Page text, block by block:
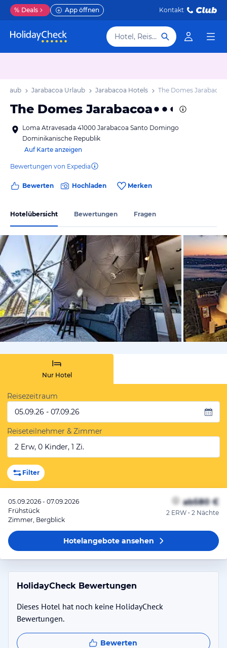
% Deals App öffnen Kontakt
Hotel, Reiseziel
Jarabacoa Urlaub Jarabacoa Hotels The Domes Jarabacoa
The Domes Jarabacoa
Loma Atravesada 41000 Jarabacoa Santo Domingo
Dominikanische Republik
Auf Karte anzeigen
Bewertungen von Expedia
Bewerten Hochladen Merken
Hotelübersicht Bewertungen Fragen
von
Nur Hotel
Reisezeitraum
05.09.26 - 07.09.26
Reiseteilnehmer & Zimmer
2 Erw, 0 Kinder, 1 Zi.
Filter
05.09.2026 - 07.09.2026
Frühstück
Zimmer, Bergblick
ab580 €
2 ERW • 2 Nächte
Hotelangeboteansehen
HolidayCheck Bewertungen
Dieses Hotel hat noch keine HolidayCheck
Bewertungen.
Bewerten